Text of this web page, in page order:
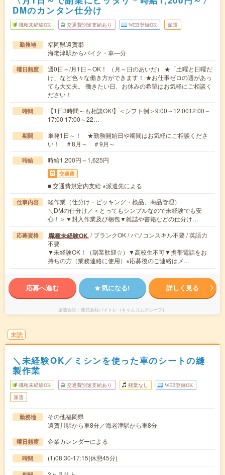
DMのカンタン仕分け
職種未経験OK 交通費別途支給あり WEB登録OK 派遣
勤務地
福岡県遠賀郡
海老津駅からバイク・車---分
曜日頻度
週0日～/月1日～OK！ （月～日のあいだ） ★「土曜と日曜だ
け」など色々な働き方ができます！ ★お仕事ゼロの週があっ
ても大丈夫。 働きたい日、お休みの希望はお気軽にご相談く
ださい！
時間
【1日3時間～も相談OK!】＜シフト例＞9:00～12:0012:00～
17:00 17:00～22…
期間
単発1日～！ ★勤務開始日や期間はお気軽にご相談くださ
い！ ＃8月～ ＃9月～
時給 時給1,200円～1,625円
交通費
■ 交通費規定内支給 ※派遣先による
仕事内容
軽作業（仕分け・ピッキング・検品、商品管理）
＼DMの仕分け／＜とってもシンプルなので未経験でも安
心！＞▼封入作業及び梱包▼雑誌や書籍などの仕分け…
応募資格 職種未経験OK / ブランクOK / パソコンスキル不要 / 英語力
不要
▼未経験OK！（副業歓迎☆）▼高校生不可▼携帯電話をお
持ちの方（業務連絡に使用）※応募後のご連絡はメ…
応募へ進む 気になる! 詳しく見る
派遣会社 株式会社バイトレ（キャムコムグループ）
未読
＼未経験OK／ミシンを使った車のシートの縫
製作業
職種未経験OK 交通費別途支給あり 残業なし WEB登録OK
派遣
勤務地
その他福岡県
遠賀川駅から車8分／海老津駅から車8分
曜日頻度 企業カレンダーによる
時間 (1)08:30-17:15(休憩45分)